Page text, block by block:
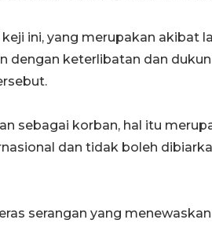
ini, yang merupakan akibat
dengan keterlibatan dan
sebagai korban, hal itu
dan tidak boleh
serangan yang